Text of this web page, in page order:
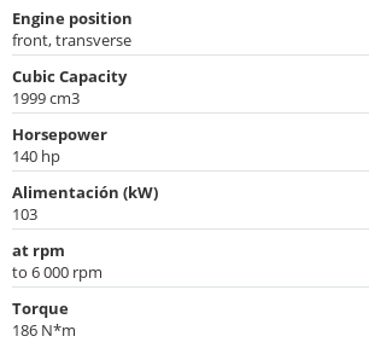
Engine position
front, transverse
Cubic Capacity
1999 cm3
Horsepower
140 hp
Alimentación (kW)
103
at rpm
to 6 000 rpm
Torque
186 N*m